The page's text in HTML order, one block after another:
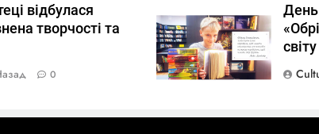
відбулася
творчості та
0
День
світу